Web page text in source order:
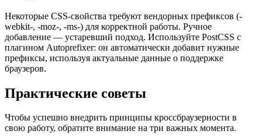
Некоторые CSS-свойства требуют вендорных префиксов (-
webkit-, -moz-, -ms-) для корректной работы. Ручное
добавление — устаревший подход. Используйте PostCSS с
плагином Autoprefixer: он автоматически добавит нужные
префиксы, используя актуальные данные о поддержке
браузеров.
Практические советы
Чтобы успешно внедрить принципы кроссбраузерности в
свою работу, обратите внимание на три важных момента.